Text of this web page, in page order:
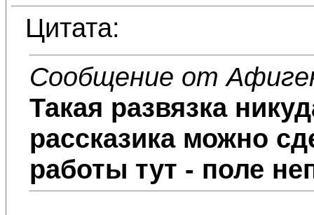
Цитата:
Сообщение от
Такая развязка
рассказика можно
работы тут - поле